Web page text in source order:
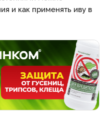
и как применять иву в